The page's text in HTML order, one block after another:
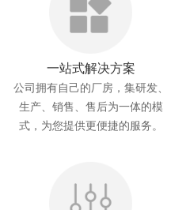
一站式解决方案
公司拥有自己的厂房，集研发、
生产、销售、售后为一体的模
式，为您提供更便捷的服务。